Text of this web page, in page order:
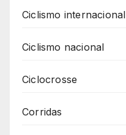
Ciclismo internacional
Ciclismo nacional
Ciclocrosse
Corridas